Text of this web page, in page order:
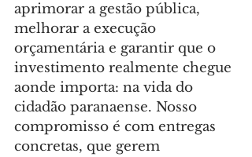
aprimorar a gestão pública,
melhorar a execução
orçamentária e garantir que o
investimento realmente chegue
aonde importa: na vida do
cidadão paranaense. Nosso
compromisso é com entregas
concretas, que gerem